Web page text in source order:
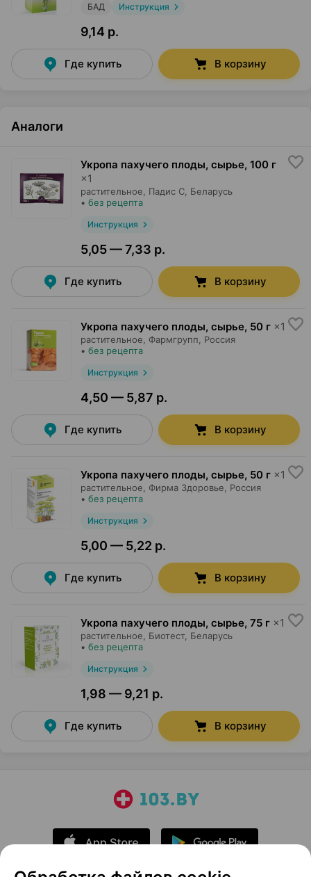
БАД Инструкция
9,14 р.
Где купить В корзину
Аналоги
Укропа пахучего плоды, сырье, 100 г
×1
растительное, Падис С, Беларусь
• без рецепта
Инструкция
5,05 — 7,33 р.
Где купить В корзину
Укропа пахучего плоды, сырье, 50 г ×1
растительное, Фармгрупп, Россия
• без рецепта
Инструкция
4,50 — 5,87 р.
Где купить В корзину
Укропа пахучего плоды, сырье, 50 г ×1
растительное, Фирма Здоровье, Россия
• без рецепта
Инструкция
5,00 — 5,22 р.
Где купить В корзину
Укропа пахучего плоды, сырье, 75 г ×1
растительное, Биотест, Беларусь
• без рецепта
Инструкция
1,98 — 9,21 р.
Где купить В корзину